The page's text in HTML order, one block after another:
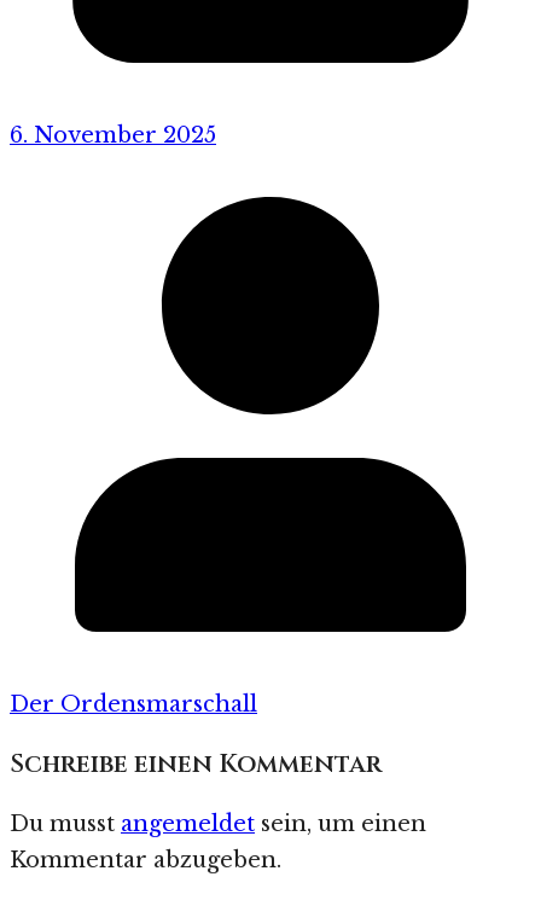
6. November 2025
Der Ordensmarschall
Schreibe einen Kommentar
Du musst angemeldet sein, um einen
Kommentar abzugeben.